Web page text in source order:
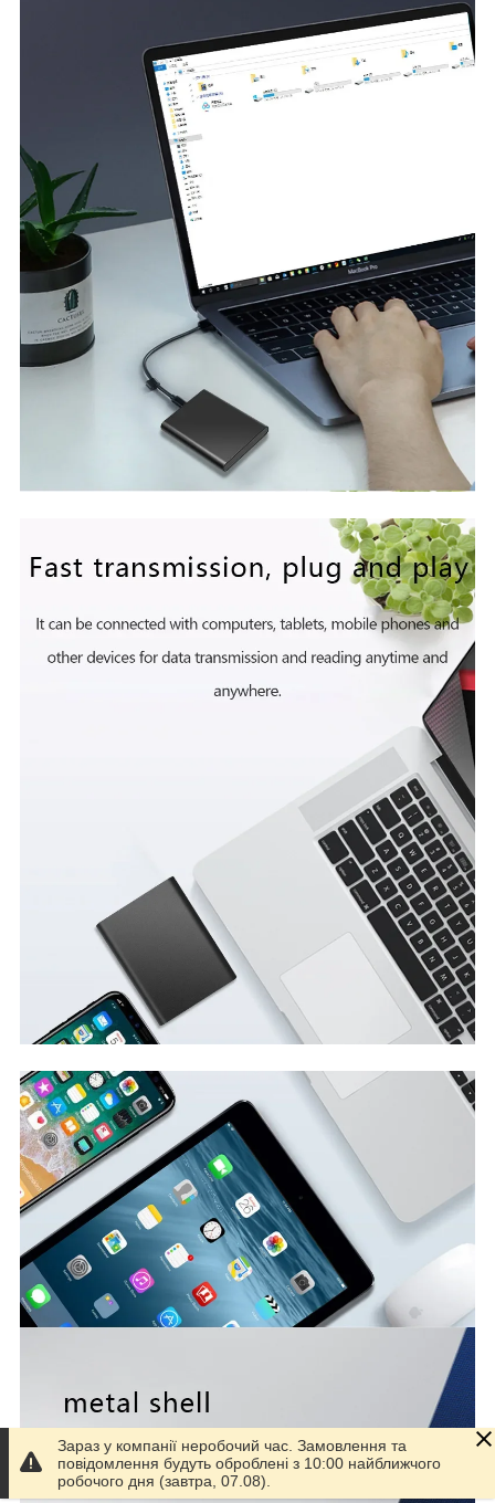
Зараз у компанії неробочий час. Замовлення та
повідомлення будуть оброблені з 10:00 найближчого
робочого дня (завтра, 07.08).